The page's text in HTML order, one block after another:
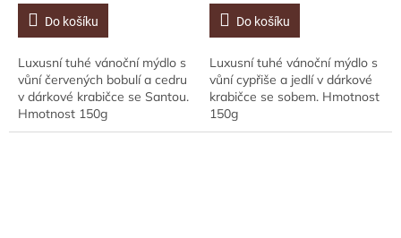
Do košíku
Luxusní tuhé vánoční mýdlo s
vůní červených bobulí a cedru
v dárkové krabičce se Santou.
Hmotnost 150g
Do košíku
Luxusní tuhé vánoční mýdlo s
vůní cypřiše a jedlí v dárkové
krabičce se sobem. Hmotnost
150g